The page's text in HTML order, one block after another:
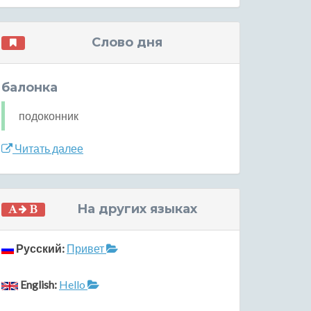
Слово дня
балонка
подоконник
Читать далее
На других языках
Русский: Привет
English: Hello